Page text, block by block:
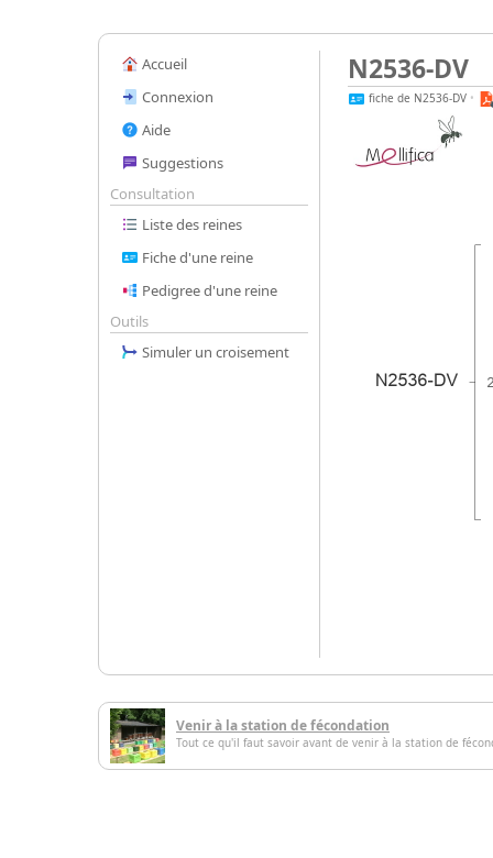
Accueil
Connexion
Aide
Suggestions
Consultation
Liste des reines
Fiche d'une reine
Pedigree d'une reine
Outils
Simuler un croisement
N2536-DV
fiche de N2536-DV •
Venir à la station de fécondation
Tout ce qu'il faut savoir avant de venir à la station de